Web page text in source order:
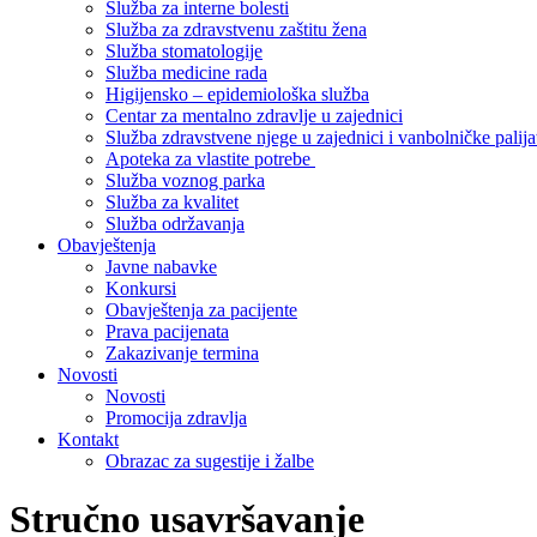
Služba za interne bolesti
Služba za zdravstvenu zaštitu žena
Služba stomatologije
Služba medicine rada
Higijensko – epidemiološka služba
Centar za mentalno zdravlje u zajednici
Služba zdravstvene njege u zajednici i vanbolničke
Apoteka za vlastite potrebe
Služba voznog parka
Služba za kvalitet
Služba održavanja
Obavještenja
Javne nabavke
Konkursi
Obavještenja za pacijente
Prava pacijenata
Zakazivanje termina
Novosti
Novosti
Promocija zdravlja
Kontakt
Obrazac za sugestije i žalbe
Stručno usavršavanje